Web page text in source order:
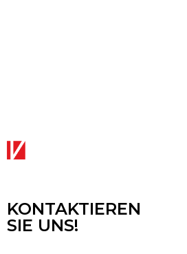
KONTAKTIEREN
SIE UNS!